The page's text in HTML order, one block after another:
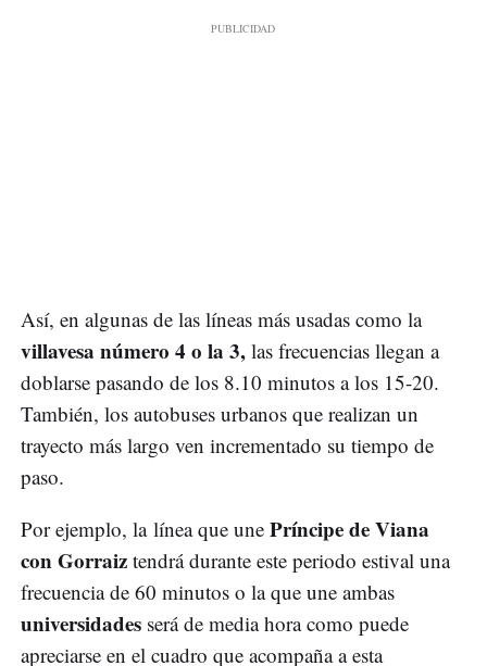
Así, en algunas de las líneas más usadas como la
villavesa número 4 o la 3, las frecuencias llegan a
doblarse pasando de los 8.10 minutos a los 15-20.
También, los autobuses urbanos que realizan un
trayecto más largo ven incrementado su tiempo de
paso.
Por ejemplo, la línea que une Príncipe de Viana
con Gorraiz tendrá durante este periodo estival una
frecuencia de 60 minutos o la que une ambas
universidades será de media hora como puede
apreciarse en el cuadro que acompaña a esta